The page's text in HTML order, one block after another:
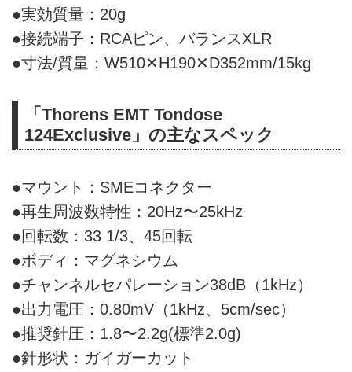
●実効質量：20g
●接続端子：RCAピン、バランスXLR
●寸法/質量：W510✕H190✕D352mm/15kg
「Thorens EMT Tondose
124Exclusive」の主なスペック
●マウント：SMEコネクター
●再生周波数特性：20Hz〜25kHz
●回転数：33 1/3、45回転
●ボディ：マグネシウム
●チャンネルセパレーション38dB（1kHz）
●出力電圧：0.80mV（1kHz、5cm/sec）
●推奨針圧：1.8〜2.2g(標準2.0g)
●針形状：ガイガーカット